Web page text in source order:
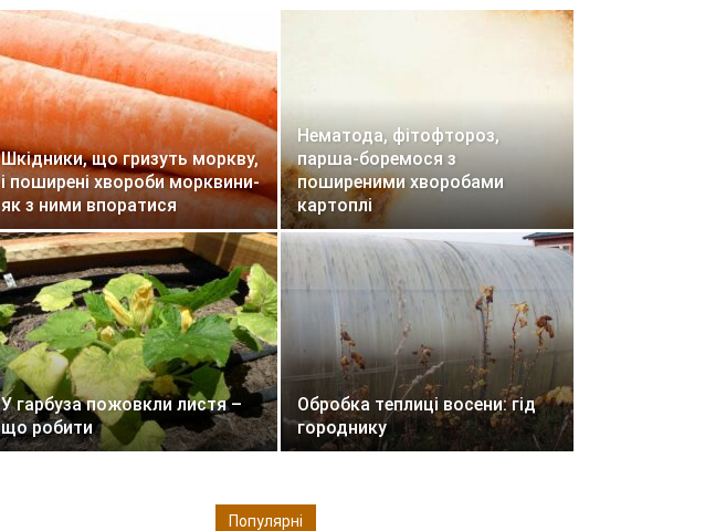
Шкідники, що гризуть моркву,
і поширені хвороби морквини-
як з ними впоратися
Нематода, фітофтороз,
парша-боремося з
поширеними хворобами
картоплі
У гарбуза пожовкли листя –
що робити
Обробка теплиці восени: гід
городнику
Популярні